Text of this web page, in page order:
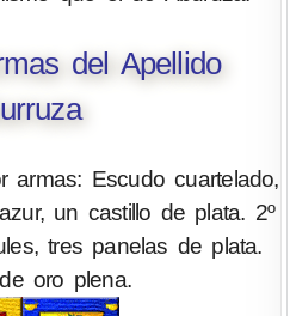
del Apellido
armas: Escudo cuartelado,
un castillo de plata. 2º
tres panelas de plata.
oro plena.